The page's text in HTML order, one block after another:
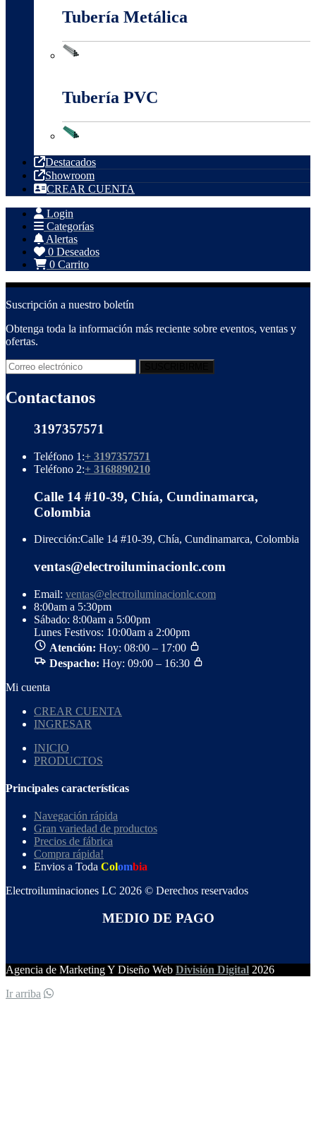
Tubería Metálica
Tubería PVC
Destacados
Showroom
CREAR CUENTA
Login
Categorías
Alertas
0 Deseados
0 Carrito
Suscripción a nuestro boletín
Obtenga toda la información más reciente sobre eventos, ventas y
ofertas.
Contactanos
3197357571
Teléfono 1:+ 3197357571
Teléfono 2:+ 3168890210
Calle 14 #10-39, Chía, Cundinamarca,
Colombia
Dirección:Calle 14 #10-39, Chía, Cundinamarca, Colombia
ventas@electroiluminacionlc.com
Email: ventas@electroiluminacionlc.com
8:00am a 5:30pm
Sábado: 8:00am a 5:00pm
Lunes Festivos: 10:00am a 2:00pm
Atención: Hoy: 08:00 – 17:00
Despacho: Hoy: 09:00 – 16:30
Mi cuenta
CREAR CUENTA
INGRESAR
INICIO
PRODUCTOS
Principales características
Navegación rápida
Gran variedad de productos
Precios de fábrica
Compra rápida!
Envios a Toda Colombia
Electroiluminaciones LC 2026 © Derechos reservados
MEDIO DE PAGO
Agencia de Marketing Y Diseño Web División Digital 2026
Ir arriba